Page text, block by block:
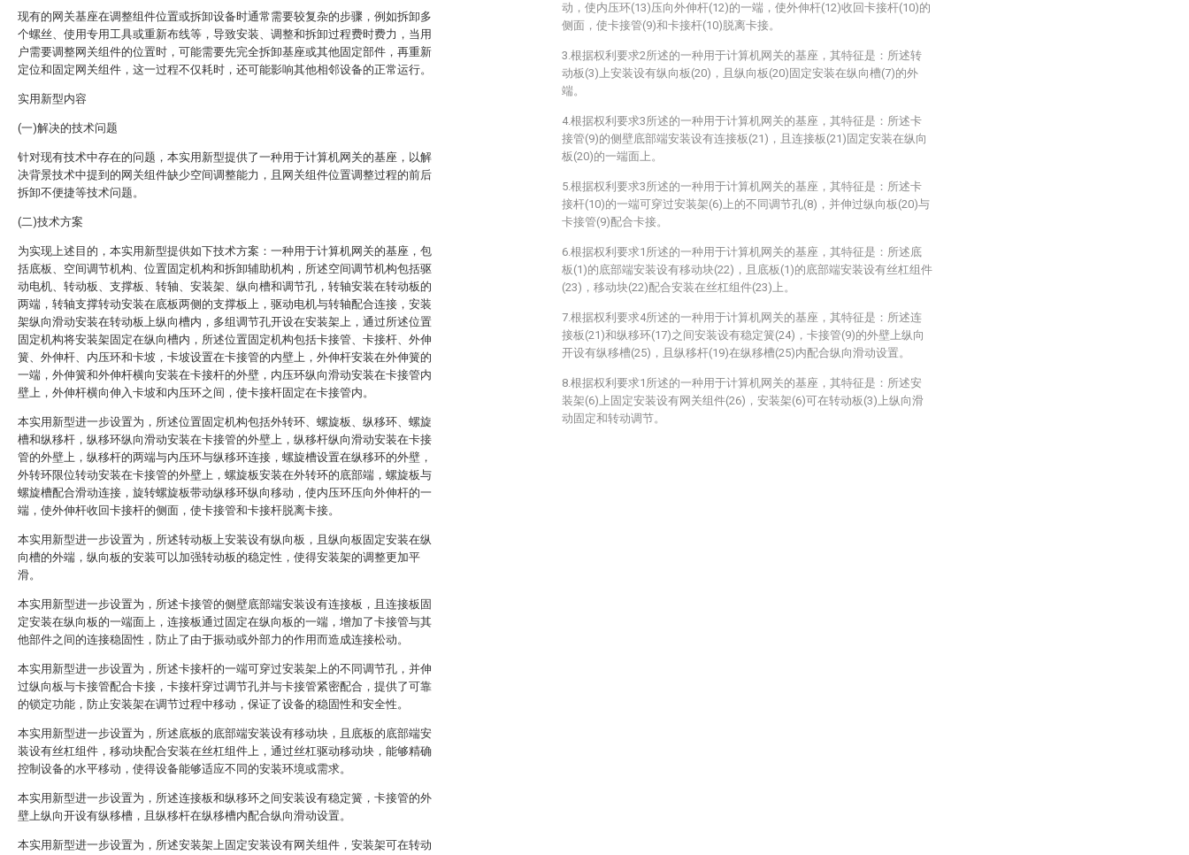
现有的网关基座在调整组件位置或拆卸设备时通常需要较复杂的步骤，例如拆卸多
个螺丝、使用专用工具或重新布线等，导致安装、调整和拆卸过程费时费力，当用
户需要调整网关组件的位置时，可能需要先完全拆卸基座或其他固定部件，再重新
定位和固定网关组件，这一过程不仅耗时，还可能影响其他相邻设备的正常运行。
实用新型内容
(一)解决的技术问题
针对现有技术中存在的问题，本实用新型提供了一种用于计算机网关的基座，以解
决背景技术中提到的网关组件缺少空间调整能力，且网关组件位置调整过程的前后
拆卸不便捷等技术问题。
(二)技术方案
为实现上述目的，本实用新型提供如下技术方案：一种用于计算机网关的基座，包
括底板、空间调节机构、位置固定机构和拆卸辅助机构，所述空间调节机构包括驱
动电机、转动板、支撑板、转轴、安装架、纵向槽和调节孔，转轴安装在转动板的
两端，转轴支撑转动安装在底板两侧的支撑板上，驱动电机与转轴配合连接，安装
架纵向滑动安装在转动板上纵向槽内，多组调节孔开设在安装架上，通过所述位置
固定机构将安装架固定在纵向槽内，所述位置固定机构包括卡接管、卡接杆、外伸
簧、外伸杆、内压环和卡坡，卡坡设置在卡接管的内壁上，外伸杆安装在外伸簧的
一端，外伸簧和外伸杆横向安装在卡接杆的外壁，内压环纵向滑动安装在卡接管内
壁上，外伸杆横向伸入卡坡和内压环之间，使卡接杆固定在卡接管内。
本实用新型进一步设置为，所述位置固定机构包括外转环、螺旋板、纵移环、螺旋
槽和纵移杆，纵移环纵向滑动安装在卡接管的外壁上，纵移杆纵向滑动安装在卡接
管的外壁上，纵移杆的两端与内压环与纵移环连接，螺旋槽设置在纵移环的外壁，
外转环限位转动安装在卡接管的外壁上，螺旋板安装在外转环的底部端，螺旋板与
螺旋槽配合滑动连接，旋转螺旋板带动纵移环纵向移动，使内压环压向外伸杆的一
端，使外伸杆收回卡接杆的侧面，使卡接管和卡接杆脱离卡接。
本实用新型进一步设置为，所述转动板上安装设有纵向板，且纵向板固定安装在纵
向槽的外端，纵向板的安装可以加强转动板的稳定性，使得安装架的调整更加平
滑。
本实用新型进一步设置为，所述卡接管的侧壁底部端安装设有连接板，且连接板固
定安装在纵向板的一端面上，连接板通过固定在纵向板的一端，增加了卡接管与其
他部件之间的连接稳固性，防止了由于振动或外部力的作用而造成连接松动。
本实用新型进一步设置为，所述卡接杆的一端可穿过安装架上的不同调节孔，并伸
过纵向板与卡接管配合卡接，卡接杆穿过调节孔并与卡接管紧密配合，提供了可靠
的锁定功能，防止安装架在调节过程中移动，保证了设备的稳固性和安全性。
本实用新型进一步设置为，所述底板的底部端安装设有移动块，且底板的底部端安
装设有丝杠组件，移动块配合安装在丝杠组件上，通过丝杠驱动移动块，能够精确
控制设备的水平移动，使得设备能够适应不同的安装环境或需求。
本实用新型进一步设置为，所述连接板和纵移环之间安装设有稳定簧，卡接管的外
壁上纵向开设有纵移槽，且纵移杆在纵移槽内配合纵向滑动设置。
本实用新型进一步设置为，所述安装架上固定安装设有网关组件，安装架可在转动
动，使内压环(13)压向外伸杆(12)的一端，使外伸杆(12)收回卡接杆(10)的
侧面，使卡接管(9)和卡接杆(10)脱离卡接。
3.根据权利要求2所述的一种用于计算机网关的基座，其特征是：所述转
动板(3)上安装设有纵向板(20)，且纵向板(20)固定安装在纵向槽(7)的外
端。
4.根据权利要求3所述的一种用于计算机网关的基座，其特征是：所述卡
接管(9)的侧壁底部端安装设有连接板(21)，且连接板(21)固定安装在纵向
板(20)的一端面上。
5.根据权利要求3所述的一种用于计算机网关的基座，其特征是：所述卡
接杆(10)的一端可穿过安装架(6)上的不同调节孔(8)，并伸过纵向板(20)与
卡接管(9)配合卡接。
6.根据权利要求1所述的一种用于计算机网关的基座，其特征是：所述底
板(1)的底部端安装设有移动块(22)，且底板(1)的底部端安装设有丝杠组件
(23)，移动块(22)配合安装在丝杠组件(23)上。
7.根据权利要求4所述的一种用于计算机网关的基座，其特征是：所述连
接板(21)和纵移环(17)之间安装设有稳定簧(24)，卡接管(9)的外壁上纵向
开设有纵移槽(25)，且纵移杆(19)在纵移槽(25)内配合纵向滑动设置。
8.根据权利要求1所述的一种用于计算机网关的基座，其特征是：所述安
装架(6)上固定安装设有网关组件(26)，安装架(6)可在转动板(3)上纵向滑
动固定和转动调节。